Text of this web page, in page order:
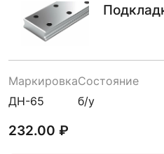
Маркировка
ДН-65
Состояние
б/у
232.00 ₽